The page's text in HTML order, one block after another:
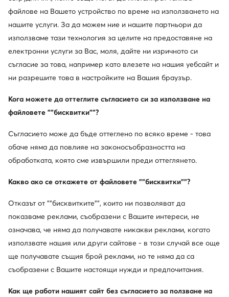
още 25% Код: SUMMER
Mizuno
Сникърси · Цветен
108,99 €
още 25% Код: SUMMER
Mizuno
179,99€
файлове на Вашето устройство по време на използването на
нашите услуги. За да можем ние и нашите партньори да
използваме тази технология за целите на предоставяне на
електронни услуги за Вас, моля, дайте ни изричното си
съгласие за това, например като влезете на нашия уебсайт и
ни разрешите това в настройките на Вашия браузър.
Кога можете да оттеглите съгласието си за използване на
файловете ""бисквитки""?
Съгласието може да бъде оттеглено по всяко време - това
обаче няма да повлияе на законосъобразността на
обработката, която сме извършили преди оттеглянето.
Какво ако се откажете от файловете ""бисквитки""?
Отказът от ""бисквитките"", които ни позволяват да
показваме реклами, съобразени с Вашите интереси, не
означава, че няма да получавате никакви реклами, когато
използвате нашия или други сайтове - в този случай все още
ще получавате същия брой реклами, но те няма да са
съобразени с Вашите настоящи нужди и предпочитания.
Как ще работи нашият сайт без съгласието за ползване на